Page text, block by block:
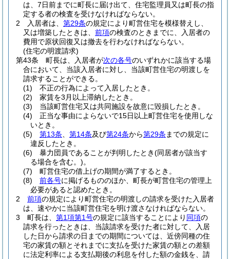
は、7日前までに町長に届け出て、住宅監理員又は町長の指
定する者の検査を受けなければならない。
2
入居者は、 第29条の規定により町営住宅を模様替えし、
又は増築したときは、 前項の検査のときまでに、入居者の
費用で原状回復又は撤去を行わなければならない。
(住宅の明渡請求)
第43条
町長は、入居者が次の各号のいずれかに該当する場
合において、当該入居者に対し、当該町営住宅の明渡しを
請求することができる。
(1)
不正の行為によって入居したとき。
(2)
家賃を3月以上滞納したとき。
(3)
当該町営住宅又は共同施設を故意に毀損したとき。
(4)
正当な事由によらないで15日以上町営住宅を使用しな
いとき。
(5)
第13条 第14条及び第24条から第29条 までの規定に
違反したとき。
(6)
暴力団員であることが判明したとき(同居者が該当す
る場合を含む。)。
(7)
町営住宅の借上げの期間が満了するとき。
(8)
前各号に掲げるもののほか、町長が町営住宅の管理上
必要があると認めたとき。
2
前項の規定により町営住宅の明渡しの請求を受けた入居者
は、速やかに当該町営住宅を明け渡さなければならない。
3
町長は、 第1項第1号の規定に該当することにより 同項の
請求を行ったときは、当該請求を受けた者に対して、入居
した日から請求の日までの期間については、近傍同種の住
宅の家賃の額とそれまでに支払を受けた家賃の額との差額
に法定利率による支払期後の利息を付した額の金銭を、請